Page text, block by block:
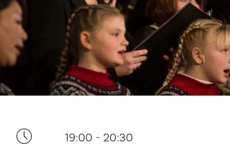
Your visit
The music in the Cathedral
19:00 - 20:30